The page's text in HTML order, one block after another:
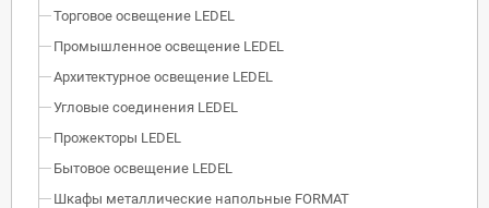
Торговое освещение LEDEL
Промышленное освещение LEDEL
Архитектурное освещение LEDEL
Угловые соединения LEDEL
Прожекторы LEDEL
Бытовое освещение LEDEL
Шкафы металлические напольные FORMAT